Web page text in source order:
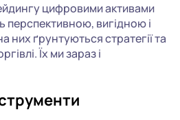
цифровими активами
перспективною, вигідною і
них ґрунтуються стратегії та
Їх ми зараз і